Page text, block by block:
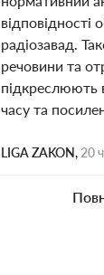
радіозавад.
речовини та
підкреслюють
часу та
LIGA ZAKON, 20